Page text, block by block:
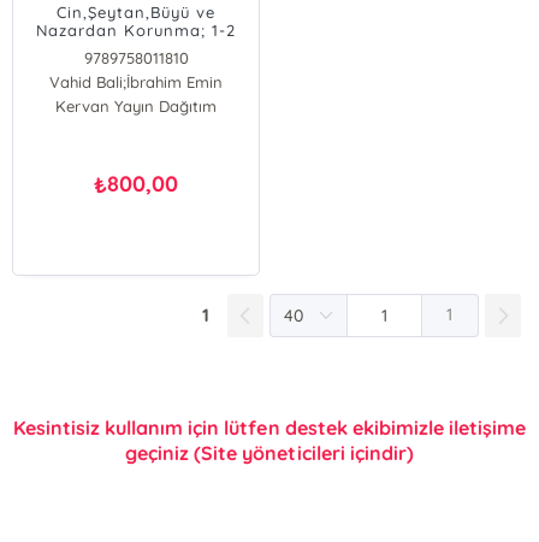
Cin,Şeytan,Büyü ve
Nazardan Korunma; 1-2
9789758011810
Vahid Bali;İbrahim Emin
Vahid Bali
Kervan Yayın Dağıtım
₺800,00
1 1
Kesintisiz kullanım için lütfen destek ekibimizle iletişime
geçiniz (Site yöneticileri içindir)